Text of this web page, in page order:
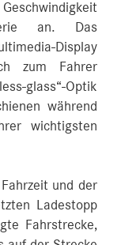
an. Das
Display
zum Fahrer
glass“-Optik
während
wichtigsten
und der
Ladestopp
Fahrstrecke,